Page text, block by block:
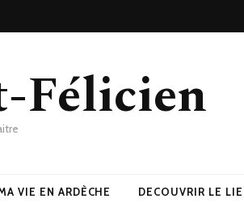
Félicien
VIE EN ARDÈCHE DECOUVRIR LE